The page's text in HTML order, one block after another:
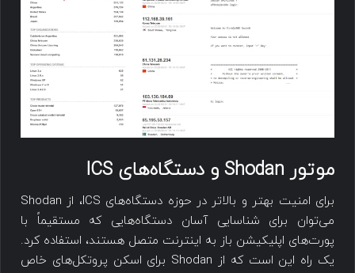
موتور Shodan و دستگاه‌های ICS
برای امنیت بهتر و بالاتر در حوزه دستگاه‌های ICS، از Shodan
می‌توان برای شناسایی آسان دستگاه‌هایی که مستقیماً با
پورت‌های اپلیکیشن باز به اینترنت متصل هستند، استفاده کرد.
یک راه این است که از Shodan برای اسکن پروتکل‌های خاص